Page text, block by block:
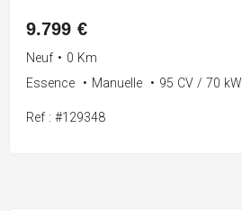
9.799 €
Neuf • 0 Km
Essence
• Manuelle • 95 CV / 70 kW
Ref : #129348